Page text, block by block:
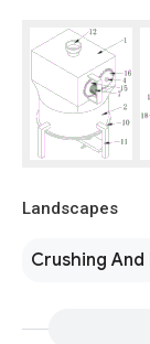
Landscapes
Crushing